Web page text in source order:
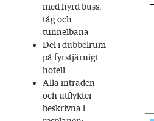
med hyrd buss,
tåg och
tunnelbana
Del i dubbelrum
på fyrstjärnigt
hotell
Alla inträden
och utflykter
beskrivna i